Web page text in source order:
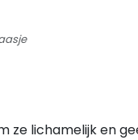
ze lichamelijk en